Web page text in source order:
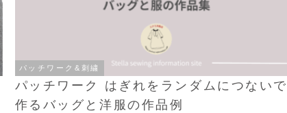
パッチワーク&刺繍
パッチワーク はぎれをランダムにつないで
作るバッグと洋服の作品例